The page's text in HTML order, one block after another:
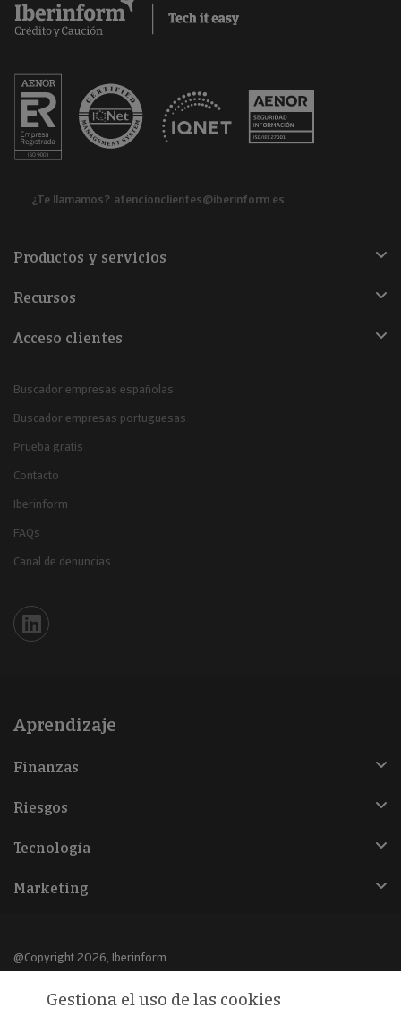
¿Te llamamos? atencionclientes@iberinform.es
Productos y servicios
Recursos
Acceso clientes
Buscador empresas españolas
Buscador empresas portuguesas
Prueba gratis
Contacto
Iberinform
FAQs
Canal de denuncias
Iberinform en Linkedin
Aprendizaje
Finanzas
Riesgos
Tecnología
Marketing
@Copyright 2026, Iberinform
Aviso legalGestiona el uso de las cookies